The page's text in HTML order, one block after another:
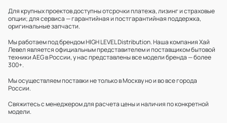
Для крупных проектов доступны отсрочки платежа, лизинг и страховые
опции; для сервиса — гарантийная и постгарантийная поддержка,
оригинальные запчасти.
Мы работаем под брендом HIGH LEVEL Distribution. Наша компания Хай
Левел является официальным представителем и поставщиком бытовой
техники AEG в России, у нас представлены все модели бренда — более
300+.
Мы осуществляем поставки не только в Москву но и во все города
России.
Свяжитесь с менеджером для расчета цены и наличия по конкретной
модели.